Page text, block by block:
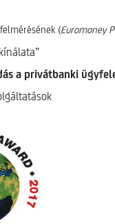
(Euromoney
a privátbanki